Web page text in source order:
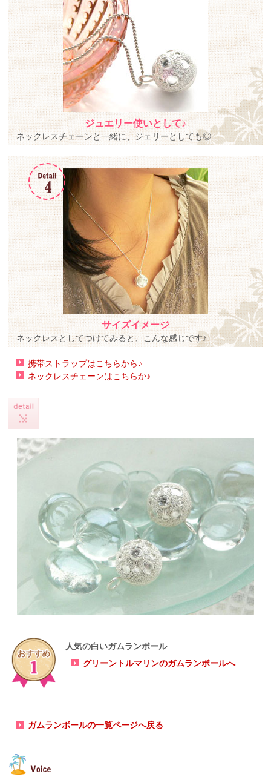
ジュエリー使いとして♪
ネックレスチェーンと一緒に、ジェリーとしても◎
サイズイメージ
ネックレスとしてつけてみると、こんな感じです♪
携帯ストラップはこちらから♪
ネックレスチェーンはこちらか♪
人気の白いガムランボール
グリーントルマリンのガムランボールへ
ガムランボールの一覧ページへ戻る